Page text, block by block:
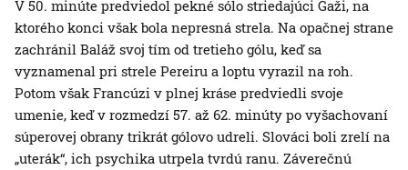
V 50. minúte predviedol pekné sólo striedajúci Gaži, na
ktorého konci však bola nepresná strela. Na opačnej strane
zachránil Baláž svoj tím od tretieho gólu, keď sa
vyznamenal pri strele Pereiru a loptu vyrazil na roh.
Potom však Francúzi v plnej kráse predviedli svoje
umenie, keď v rozmedzí 57. až 62. minúty po vyšachovaní
súperovej obrany trikrát gólovo udreli. Slováci boli zrelí na
„uterák“, ich psychika utrpela tvrdú ranu. Záverečnú